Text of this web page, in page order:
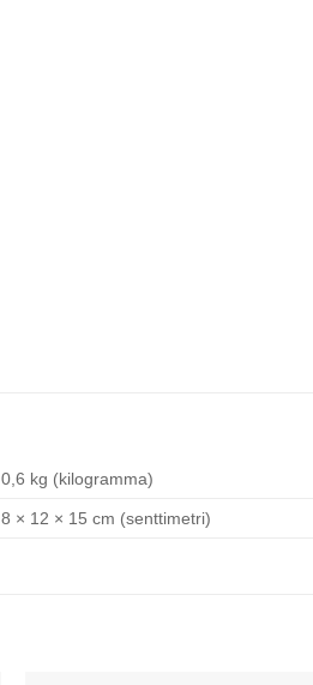
0,6 kg (kilogramma)
8 × 12 × 15 cm (senttimetri)